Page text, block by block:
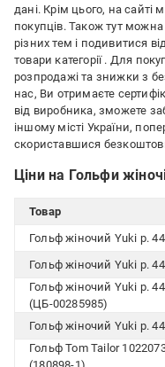
дані. Крім цього, на сайті
покупців. Також тут
різних тем і подивитися
товари категорії . Для
розпродажі та знижки з
нас, Ви отримаєте
від виробника, зможете
іншому місті України,
скориставшися
Ціни на Гольфи
Товар
Гольф жіночий Yuki р.
Гольф жіночий Yuki р.
Гольф жіночий Yuki р.
(ЦБ-00285985)
Гольф жіночий Yuki р.
Гольф Tom Tailor